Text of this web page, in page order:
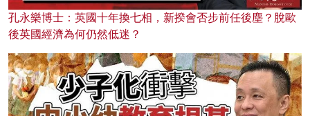
孔永樂博士：英國十年換七相，新揆會否步前任後塵？脫歐
後英國經濟為何仍然低迷？